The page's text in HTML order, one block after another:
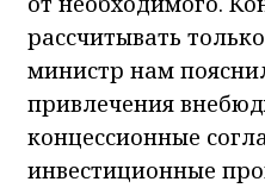
рассчитывать
министр нам
привлечения
концессионные
инвестиционные